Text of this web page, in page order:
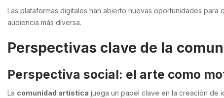
Las plataformas digitales han abierto nuevas oportunidades
audiencia más diversa.
Perspectivas clave de la
Perspectiva social: el arte como
La comunidad artística juega un papel clave en la creación de